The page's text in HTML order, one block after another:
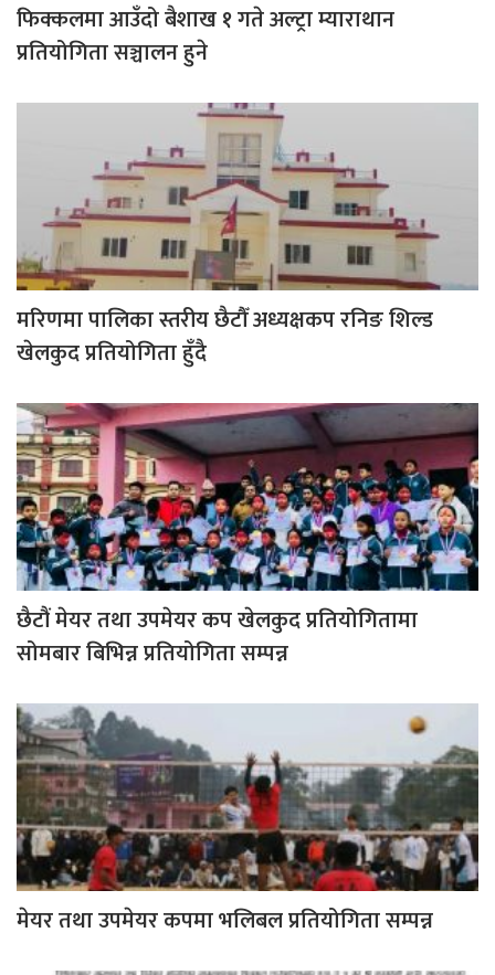
फिक्कलमा आउँदो बैशाख १ गते अल्ट्रा म्याराथान
प्रतियोगिता सञ्चालन हुने
मरिणमा पालिका स्तरीय छैटौँ अध्यक्षकप रनिङ शिल्ड
खेलकुद प्रतियोगिता हुँदै
छैटौं मेयर तथा उपमेयर कप खेलकुद प्रतियोगितामा
सोमबार बिभिन्न प्रतियोगिता सम्पन्न
मेयर तथा उपमेयर कपमा भलिबल प्रतियोगिता सम्पन्न